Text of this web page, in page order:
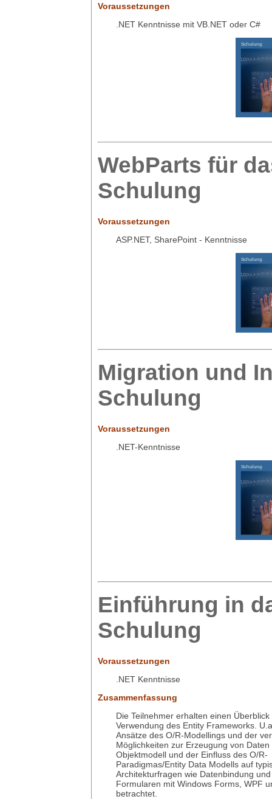
Voraussetzungen
.NET Kenntnisse mit VB.NET oder C#
WebParts für
Schulung
Voraussetzungen
ASP.NET, SharePoint - Kenntnisse
Migration und
Schulung
Voraussetzungen
.NET-Kenntnisse
Einführung in
Schulung
Voraussetzungen
.NET Kenntnisse
Zusammenfassung
Die Teilnehmer erhalten einen
Verwendung des Entity Frameworks.
Ansätze des O/R-Modellings und der
Möglichkeiten zur Erzeugung von Daten
Objektmodell und der Einfluss des O/R-
Paradigmas/Entity Data Modells auf
Architekturfragen wie Datenbindung
Formularen mit Windows Forms, WPF
betrachtet.